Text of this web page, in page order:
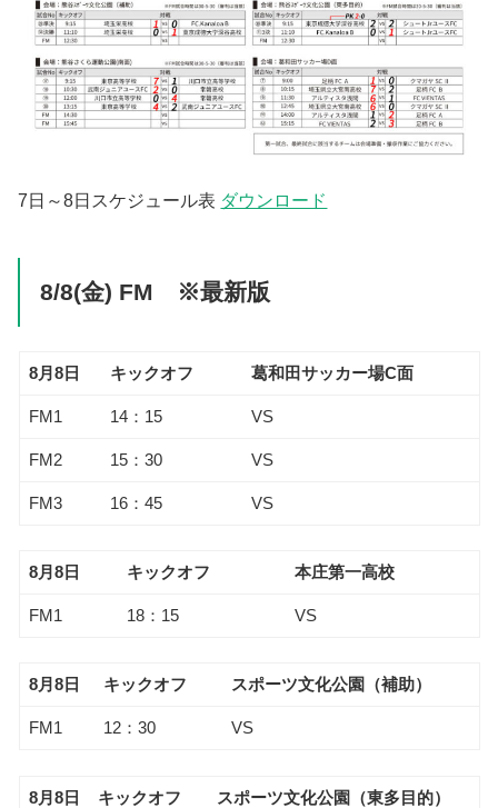
7日～8日スケジュール表 ダウンロード
8/8(金) FM ※最新版
8月8日 キックオフ 葛和田サッカー場C面
FM1 14：15 VS
FM2 15：30 VS
FM3 16：45 VS
8月8日 キックオフ 本庄第一高校
FM1 18：15 VS
8月8日 キックオフ スポーツ文化公園（補助）
FM1 12：30 VS
8月8日 キックオフ スポーツ文化公園（東多目的）